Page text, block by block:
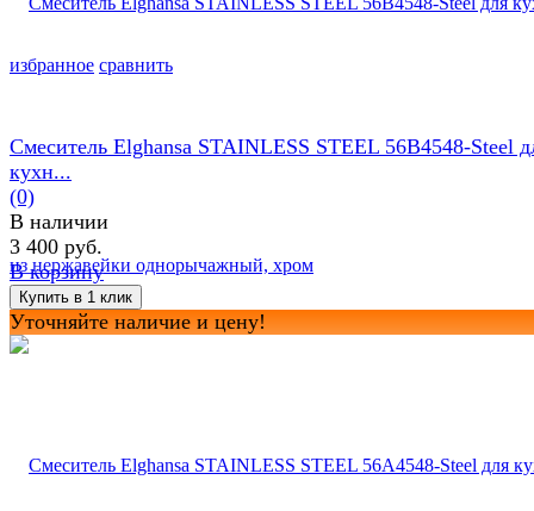
избранное сравнить
Смеситель Elghansa STAINLESS STEEL 56B4548-Steel
кухн...
(0)
В наличии
3 400 руб.
В корзину
Уточняйте наличие и цену!